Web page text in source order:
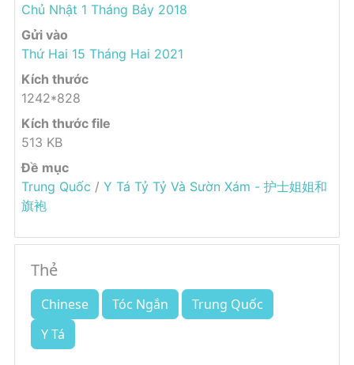
Chủ Nhật 1 Tháng Bảy 2018
Gửi vào
Thứ Hai 15 Tháng Hai 2021
Kích thước
1242*828
Kích thước file
513 KB
Đề mục
Trung Quốc / Y Tá Tỷ Tỷ Và Sườn Xám - 护士姐姐和
旗袍
Thẻ
Chinese Tóc Ngắn
Trung Quốc
Y Tá